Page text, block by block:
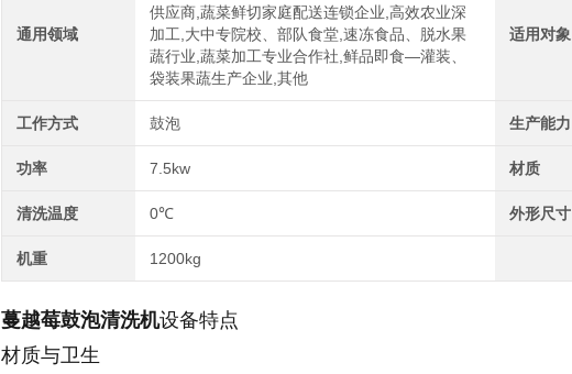
通用领域
供应商,蔬菜鲜切家庭配送连锁企业,高效农业深
加工,大中专院校、部队食堂,速冻食品、脱水果
蔬行业,蔬菜加工专业合作社,鲜品即食—灌装、
袋装果蔬生产企业,其他
适用对象
工作方式 鼓泡 生产能力
功率 7.5kw 材质
清洗温度 0℃ 外形尺寸
机重 1200kg
蔓越莓鼓泡清洗机设备特点
材质与卫生